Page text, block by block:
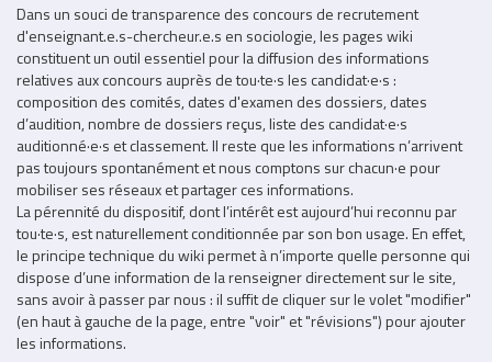
Dans un souci de transparence des concours de recrutement
d'enseignant.e.s-chercheur.e.s en sociologie, les pages wiki
constituent un outil essentiel pour la diffusion des informations
relatives aux concours auprès de tou·te·s les candidat·e·s :
composition des comités, dates d'examen des dossiers, dates
d’audition, nombre de dossiers reçus, liste des candidat·e·s
auditionné·e·s et classement. Il reste que les informations n’arrivent
pas toujours spontanément et nous comptons sur chacun·e pour
mobiliser ses réseaux et partager ces informations.
La pérennité du dispositif, dont l’intérêt est aujourd’hui reconnu par
tou·te·s, est naturellement conditionnée par son bon usage. En effet,
le principe technique du wiki permet à n’importe quelle personne qui
dispose d’une information de la renseigner directement sur le site,
sans avoir à passer par nous : il suffit de cliquer sur le volet "modifier"
(en haut à gauche de la page, entre "voir" et "révisions") pour ajouter
les informations.